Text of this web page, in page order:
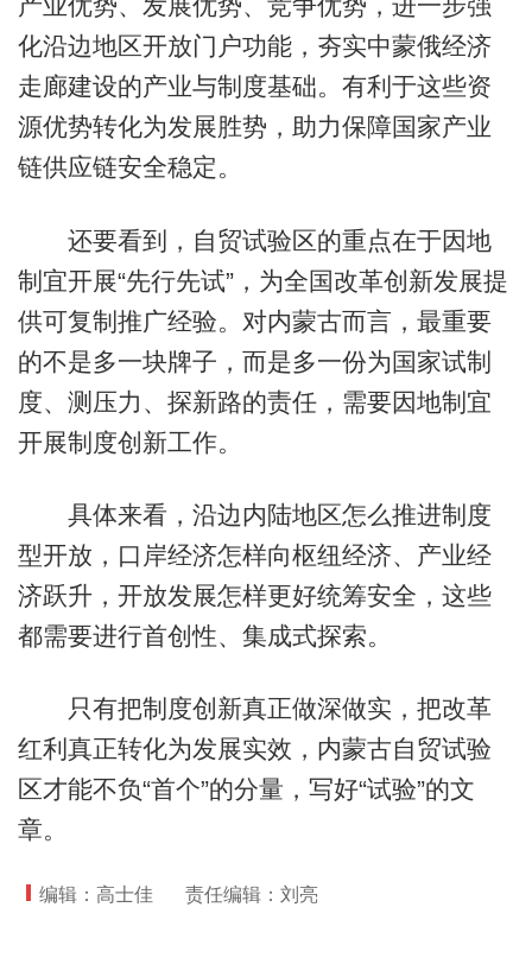
产业优势、发展优势、竞争优势，进一步强
化沿边地区开放门户功能，夯实中蒙俄经济
走廊建设的产业与制度基础。有利于这些资
源优势转化为发展胜势，助力保障国家产业
链供应链安全稳定。
还要看到，自贸试验区的重点在于因地
制宜开展“先行先试”，为全国改革创新发展提
供可复制推广经验。对内蒙古而言，最重要
的不是多一块牌子，而是多一份为国家试制
度、测压力、探新路的责任，需要因地制宜
开展制度创新工作。
具体来看，沿边内陆地区怎么推进制度
型开放，口岸经济怎样向枢纽经济、产业经
济跃升，开放发展怎样更好统筹安全，这些
都需要进行首创性、集成式探索。
只有把制度创新真正做深做实，把改革
红利真正转化为发展实效，内蒙古自贸试验
区才能不负“首个”的分量，写好“试验”的文
章。
编辑：高士佳 责任编辑：刘亮